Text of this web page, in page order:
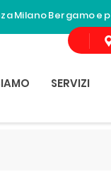
Milano Bergamo e
SERVIZI